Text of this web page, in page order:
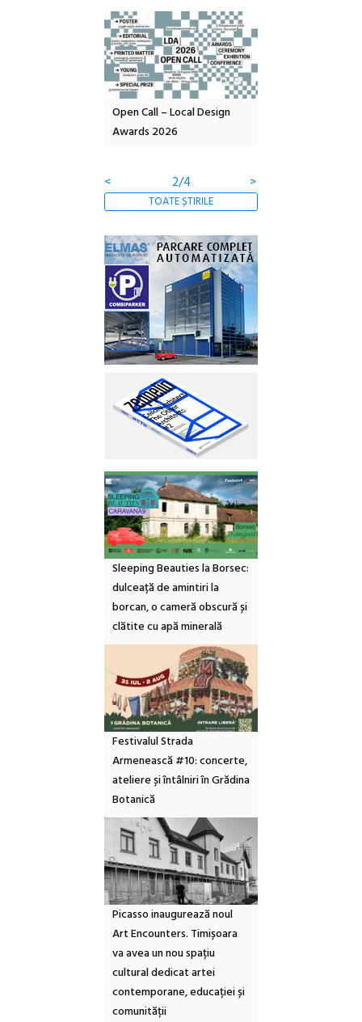
Open Call – Local Design
Awards 2026
<
2/4 >
TOATE ȘTIRILE
Sleeping Beauties la Borsec:
dulceață de amintiri la
borcan, o cameră obscură și
clătite cu apă minerală
Festivalul Strada
Armenească #10: concerte,
ateliere și întâlniri în Grădina
Botanică
Picasso inaugurează noul
Art Encounters. Timișoara
va avea un nou spațiu
cultural dedicat artei
contemporane, educației și
comunității